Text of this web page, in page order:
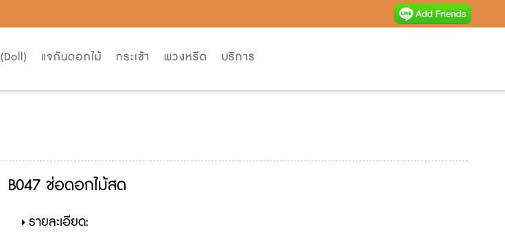
(Doll) แจกันดอกไม้ กระเช้า พวงหรีด
บริการ
B047 ช่อดอกไม้สด
รายละเอียด: